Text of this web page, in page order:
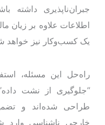
جبران‌ناپذیری داشته
اطلاعات علاوه بر زیان
یک کسب‌و‌کار نیز خواهد
“جلوگیری از نشت
طراحی شده‌اند و
خارجی ناشناسی وارد